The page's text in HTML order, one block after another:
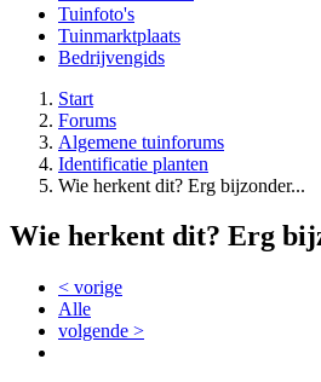
Tuinfoto's
Tuinmarktplaats
Bedrijvengids
Start
Forums
Algemene tuinforums
Identificatie planten
Wie herkent dit? Erg bijzonder...
Wie herkent dit? Erg
< vorige
Alle
volgende >